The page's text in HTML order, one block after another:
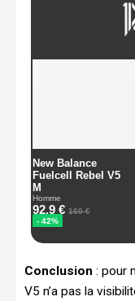
Conclusion : pour
V5 n’a pas la